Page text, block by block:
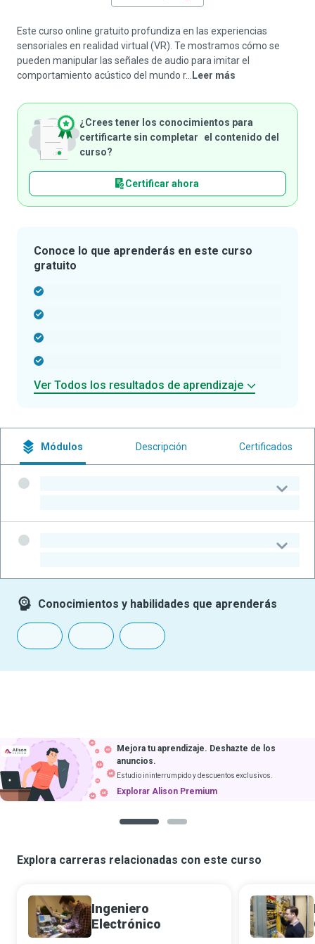
Este curso online gratuito profundiza en las experiencias
sensoriales en realidad virtual (VR). Te mostramos cómo se
pueden manipular las señales de audio para imitar el
comportamiento acústico del mundo r...
Leer más
¿Crees tener los conocimientos para
certificarte sin completar el contenido del
curso?
Certificar ahora
Conoce lo que aprenderás en este curso
gratuito
Ver Todos los resultados de aprendizaje
Módulos Descripción Certificados
Conocimientos y habilidades que aprenderás
Mejora tu aprendizaje. Deshazte de los
anuncios.
Estudio ininterrumpido y descuentos exclusivos.
Explorar Alison Premium
Explora carreras relacionadas con este curso
Ingeniero
Electrónico